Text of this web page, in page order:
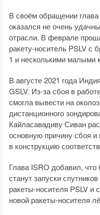
В своём обращении
оказался не очень
отрасли. В феврале
ракету-носитель PSLV с
1 и несколькими малыми
В августе 2021 года
GSLV. Из-за сбоя в
смогла вывести на
дистанционного
Кайласавадиву Сиван
основную причину сбоя
в конструкцию
Глава ISRO добавил,
станут запуски
ракеты-носителя PSLV и
новой ракеты-носителя